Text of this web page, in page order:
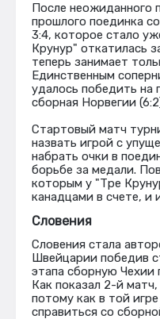
После неожиданного
прошлого поединка
3:4, которое стало
Крунур" откатилась
теперь занимает
Единственным
удалось победить на
сборная Норвегии
Стартовый матч
назвать игрой с
набрать очки в
борьбе за медали.
которым у "Тре
канадцами в счете, и
Словения
Словения стала
Швейцарии победив
этапа сборную Чехии
Как показал 2-й
потому как в той
справиться со